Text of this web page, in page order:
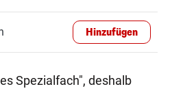
Hinzufügen
Spezialfach", deshalb